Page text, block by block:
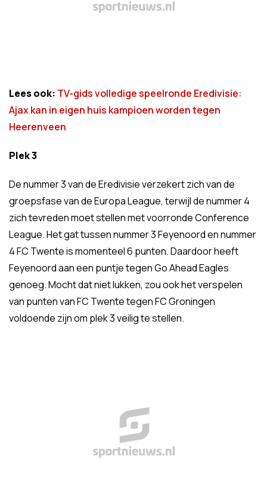
Lees ook: TV-gids volledige speelronde Eredivisie:
Ajax kan in eigen huis kampioen worden tegen
Heerenveen
Plek 3
De nummer 3 van de Eredivisie verzekert zich van de
groepsfase van de Europa League, terwijl de nummer 4
zich tevreden moet stellen met voorronde Conference
League. Het gat tussen nummer 3 Feyenoord en nummer
4 FC Twente is momenteel 6 punten. Daardoor heeft
Feyenoord aan een puntje tegen Go Ahead Eagles
genoeg. Mocht dat niet lukken, zou ook het verspelen
van punten van FC Twente tegen FC Groningen
voldoende zijn om plek 3 veilig te stellen.